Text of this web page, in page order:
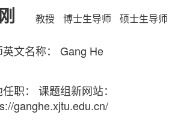
教授 博士生导师 硕士生导师
文名称： Gang He
职： 课题组新网站：
ganghe.xjtu.edu.cn/